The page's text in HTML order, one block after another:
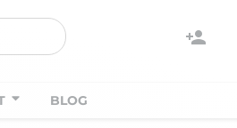
person_add
BLOG